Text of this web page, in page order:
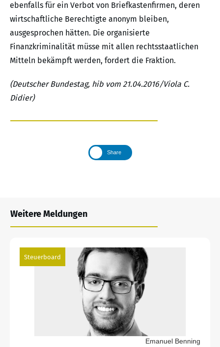
ebenfalls für ein Verbot von Briefkastenfirmen, deren
wirtschaftliche Berechtigte anonym bleiben,
ausgesprochen hätten. Die organisierte
Finanzkriminalität müsse mit allen rechtsstaatlichen
Mitteln bekämpft werden, fordert die Fraktion.
(Deutscher Bundestag, hib vom 21.04.2016/Viola C.
Didier)
Share
Weitere Meldungen
Steuerboard
Emanuel Benning